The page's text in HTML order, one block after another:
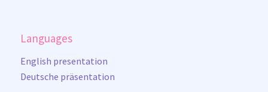
Languages
English presentation
Deutsche präsentation